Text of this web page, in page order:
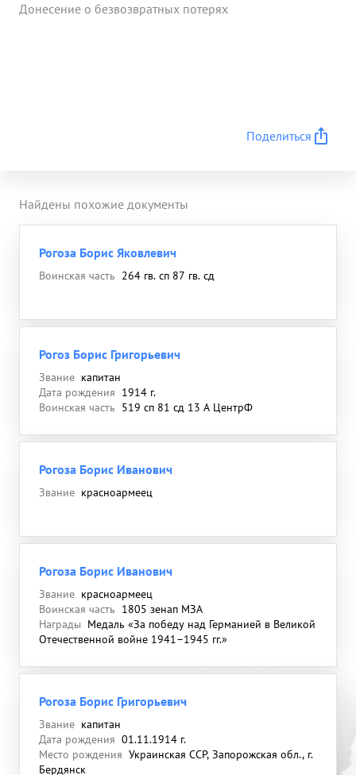
Донесение о безвозвратных потерях
Поделиться
Найдены похожие документы
Рогоза Борис Яковлевич
Воинская часть 264 гв. сп 87 гв. сд
Рогоз Борис Григорьевич
Звание капитан
Дата рождения 1914 г.
Воинская часть 519 сп 81 сд 13 А ЦентрФ
Рогоза Борис Иванович
Звание красноармеец
Рогоза Борис Иванович
Звание красноармеец
Воинская часть 1805 зенап МЗА
Награды Медаль «За победу над Германией в Великой
Отечественной войне 1941–1945 гг.»
Рогоза Борис Григорьевич
Звание капитан
Дата рождения 01.11.1914 г.
Место рождения Украинская ССР, Запорожская обл., г.
Бердянск